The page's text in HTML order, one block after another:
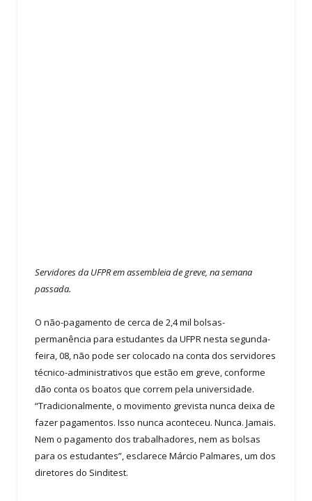
Servidores da UFPR em assembleia de greve, na semana
passada.
O não-pagamento de cerca de 2,4 mil bolsas-
permanência para estudantes da UFPR nesta segunda-
feira, 08, não pode ser colocado na conta dos servidores
técnico-administrativos que estão em greve, conforme
dão conta os boatos que correm pela universidade.
“Tradicionalmente, o movimento grevista nunca deixa de
fazer pagamentos. Isso nunca aconteceu. Nunca. Jamais.
Nem o pagamento dos trabalhadores, nem as bolsas
para os estudantes”, esclarece Márcio Palmares, um dos
diretores do Sinditest.